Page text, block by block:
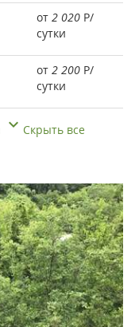
от 2 020 Р/
сутки
от 2 200 Р/
сутки
Скрыть все